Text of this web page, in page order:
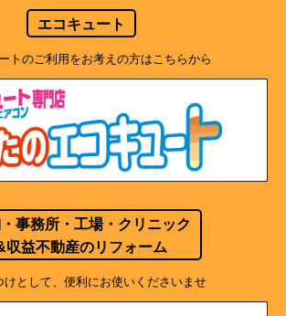
エコキュート
トのご利用をお考えの方はこちらから
事務所・工場・クリニック
収益不動産のリフォーム
けとして、便利にお使いくださいませ